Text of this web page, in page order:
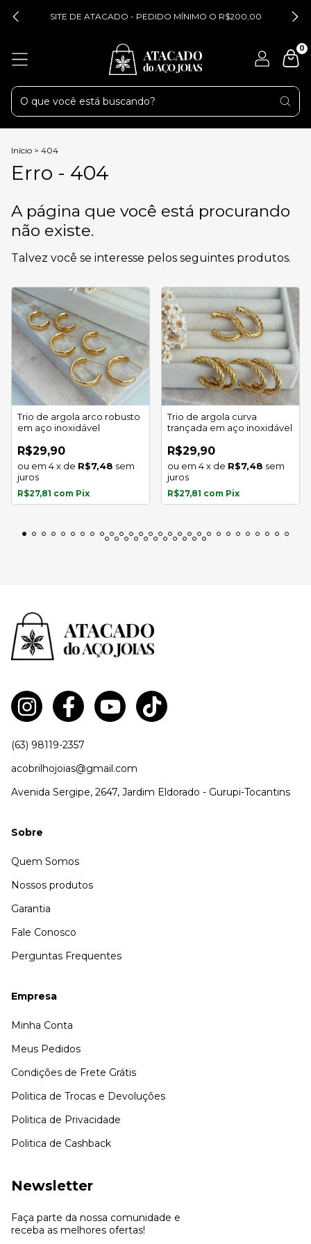
SITE DE ATACADO - PEDIDO MÍNIMO O R$200,00
0
Início > 404
Erro - 404
A página que você está procurando
não existe.
Talvez você se interesse pelos seguintes produtos.
Trio de argola arco robusto
em aço inoxidável
R$29,90
4x de R$7,48 sem
juros
R$27,81 com Pix
Trio de argola curva
trançada em aço inoxidável
R$29,90
4x de R$7,48 sem
juros
R$27,81 com Pix
(63) 98119-2357
acobrilhojoias@gmail.com
Avenida Sergipe, 2647, Jardim Eldorado - Gurupi-Tocantins
Sobre
Quem Somos
Nossos produtos
Garantia
Fale Conosco
Perguntas Frequentes
Empresa
Minha Conta
Meus Pedidos
Condições de Frete Grátis
Politica de Trocas e Devoluções
Politica de Privacidade
Politica de Cashback
Newsletter
Faça parte da nossa comunidade e
receba as melhores ofertas!